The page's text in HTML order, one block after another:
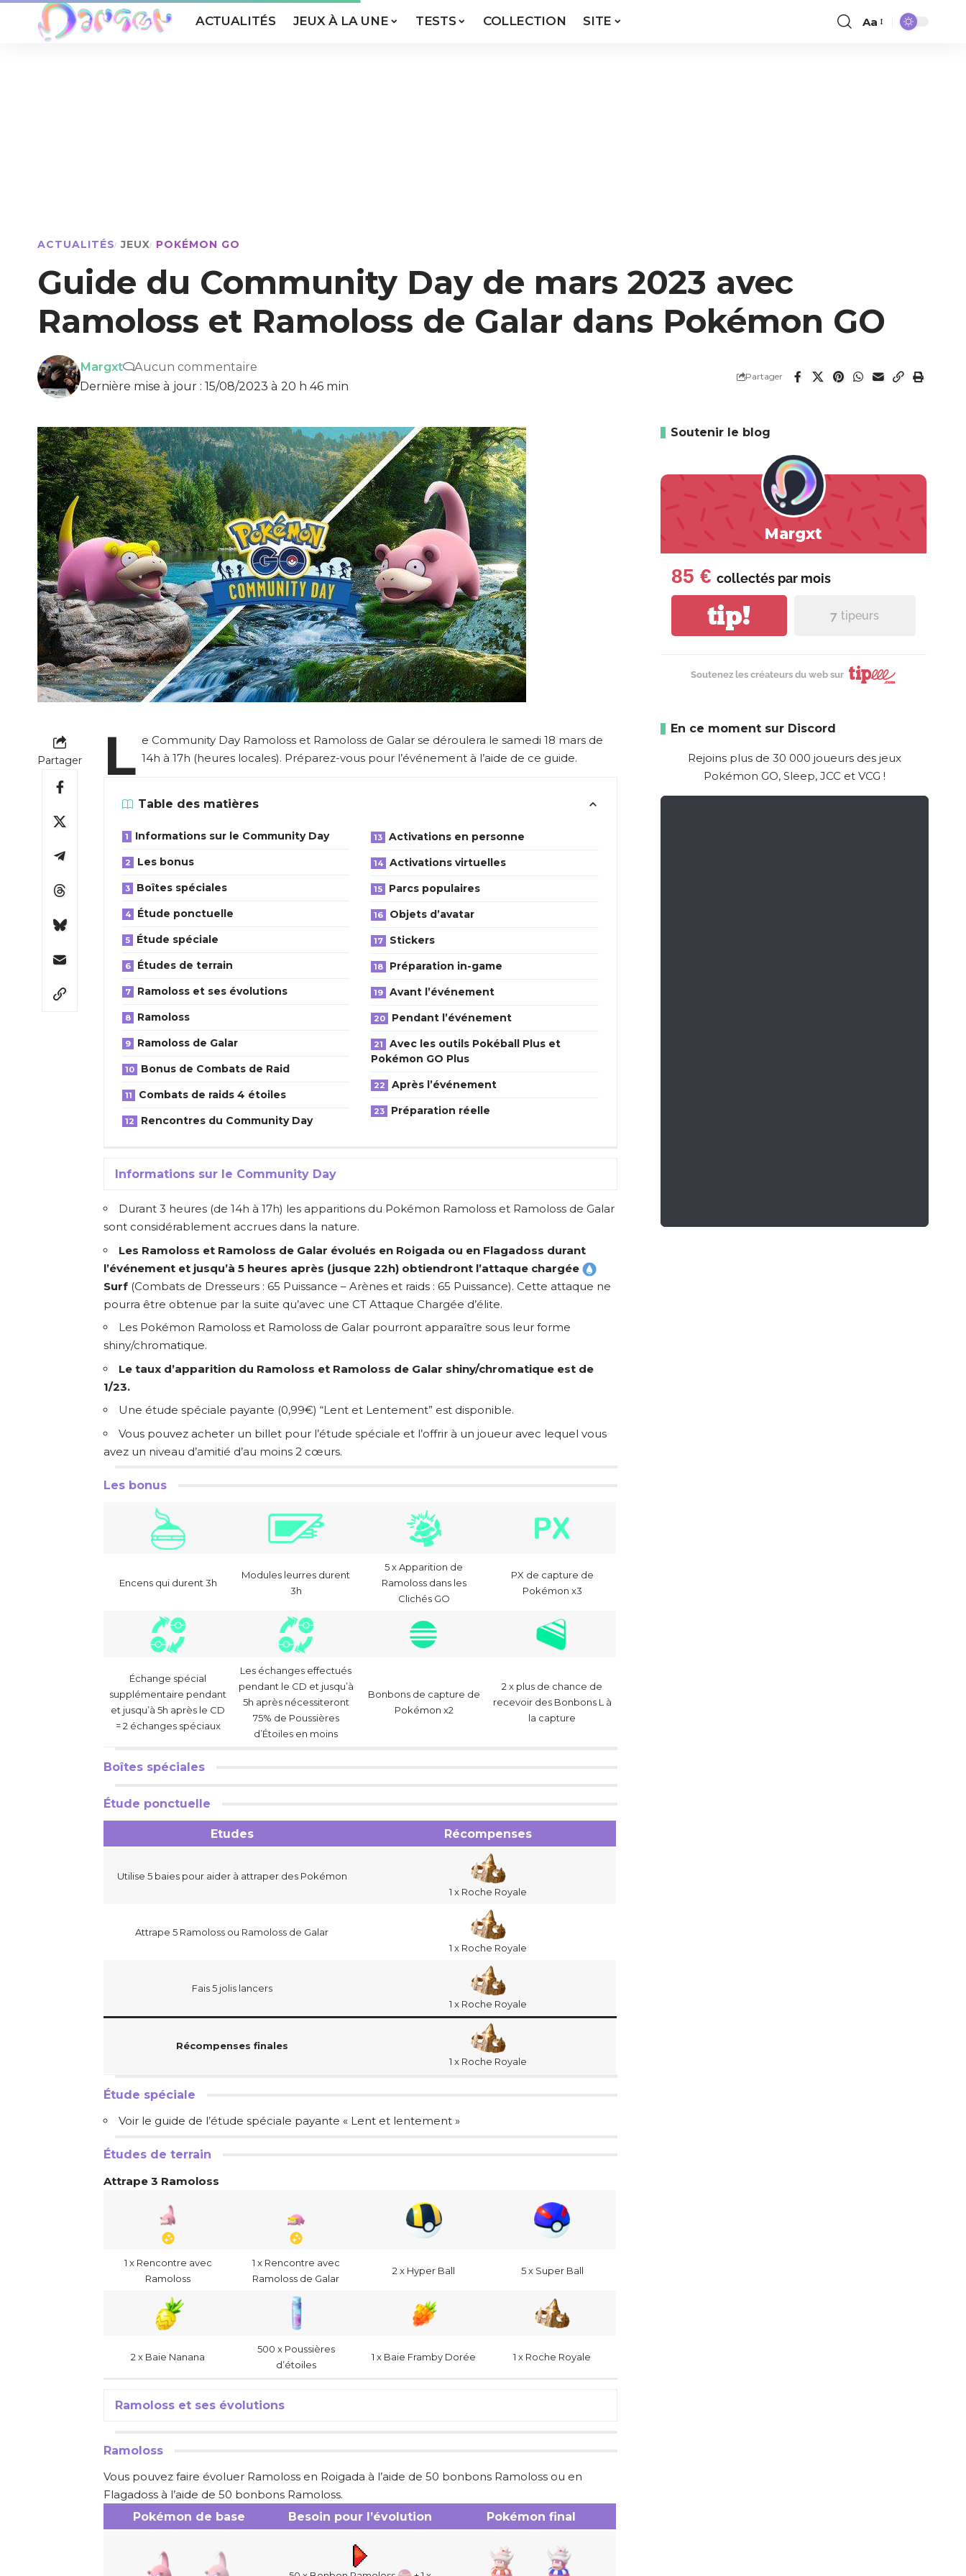
ACTUALITÉS JEUX À LA UNE TESTS COLLECTION SITE Aa
ACTUALITÉS JEUX POKÉMON GO
Guide du Community Day de mars 2023 avec
Ramoloss et Ramoloss de Galar dans Pokémon GO
Dernière mise à jour : 15/08/2023 à 20 h 46 min
Margxt Aucun commentaire
Partager
Partager L e Community Day Ramoloss et Ramoloss de Galar se déroulera le samedi 18 mars de
14h à 17h (heures locales). Préparez-vous pour l’événement à l’aide de ce guide.
Table des matières
Informations sur le Community Day
Les bonus
Boîtes spéciales
Étude ponctuelle
Étude spéciale
Études de terrain
Ramoloss et ses évolutions
Ramoloss
Ramoloss de Galar
Bonus de Combats de Raid
Combats de raids 4 étoiles
Rencontres du Community Day
Activations en personne
Activations virtuelles
Parcs populaires
Objets d’avatar
Stickers
Préparation in-game
Avant l’événement
Pendant l’événement
Avec les outils Pokéball Plus et
Pokémon GO Plus
Après l’événement
Préparation réelle
Informations sur le Community Day
Durant 3 heures (de 14h à 17h) les apparitions du Pokémon Ramoloss et Ramoloss de Galar
sont considérablement accrues dans la nature.
Les Ramoloss et Ramoloss de Galar évolués en Roigada ou en Flagadoss durant
l’événement et jusqu’à 5 heures après (jusque 22h) obtiendront l’attaque chargée
Surf (Combats de Dresseurs : 65 Puissance – Arènes et raids : 65 Puissance). Cette attaque ne
pourra être obtenue par la suite qu’avec une CT Attaque Chargée d’élite.
Les Pokémon Ramoloss et Ramoloss de Galar pourront apparaître sous leur forme
shiny/chromatique.
Le taux d’apparition du Ramoloss et Ramoloss de Galar shiny/chromatique est de
1/23.
Une étude spéciale payante (0,99€) “Lent et Lentement” est disponible.
Vous pouvez acheter un billet pour l’étude spéciale et l’offrir à un joueur avec lequel vous
avez un niveau d’amitié d’au moins 2 cœurs.
Les bonus
Encens qui durent 3h
Modules leurres durent
3h
5 x Apparition de
Ramoloss dans les
Clichés GO
PX de capture de
Pokémon x3
Échange spécial
supplémentaire pendant
et jusqu’à 5h après le CD
= 2 échanges spéciaux
Les échanges effectués
pendant le CD et jusqu’à
5h après nécessiteront
75% de Poussières
d’Étoiles en moins
Bonbons de capture de
Pokémon x2
2 x plus de chance de
recevoir des Bonbons L à
la capture
Boîtes spéciales
Étude ponctuelle
Etudes Récompenses
Utilise 5 baies pour aider à attraper des Pokémon
1 x Roche Royale
Attrape 5 Ramoloss ou Ramoloss de Galar
1 x Roche Royale
Fais 5 jolis lancers
1 x Roche Royale
Récompenses finales
1 x Roche Royale
Étude spéciale
Voir le guide de l’étude spéciale payante « Lent et lentement »
Études de terrain
Attrape 3 Ramoloss
1 x Rencontre avec
Ramoloss
1 x Rencontre avec
Ramoloss de Galar
2 x Hyper Ball 5 x Super Ball
2 x Baie Nanana
500 x Poussières
d’étoiles
1 x Baie Framby Dorée 1 x Roche Royale
Ramoloss et ses évolutions
Ramoloss
Vous pouvez faire évoluer Ramoloss en Roigada à l’aide de 50 bonbons Ramoloss ou en
Flagadoss à l’aide de 50 bonbons Ramoloss.
Pokémon de base
Besoin pour l’évolution Pokémon final
Soutenir le blog
Margxt
85 € collectés par mois
tip! 7 tipeurs
Soutenez les créateurs du web sur
En ce moment sur Discord
Rejoins plus de 30 000 joueurs des jeux
Pokémon GO, Sleep, JCC et VCG !